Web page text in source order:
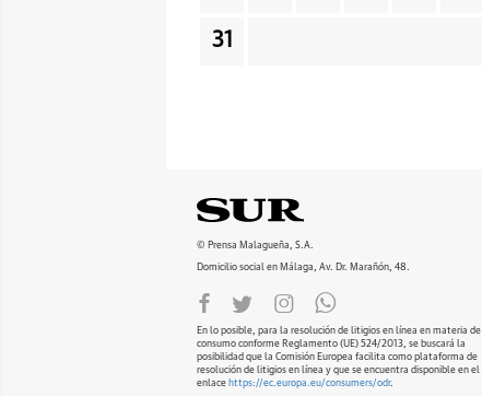
31
© Prensa Malagueña, S.A.
Domicilio social en Málaga, Av. Dr. Marañón, 48.
En lo posible, para la resolución de litigios en línea en materia de
consumo conforme Reglamento (UE) 524/2013, se buscará la
posibilidad que la Comisión Europea facilita como plataforma de
resolución de litigios en línea y que se encuentra disponible en el
enlace https://ec.europa.eu/consumers/odr.